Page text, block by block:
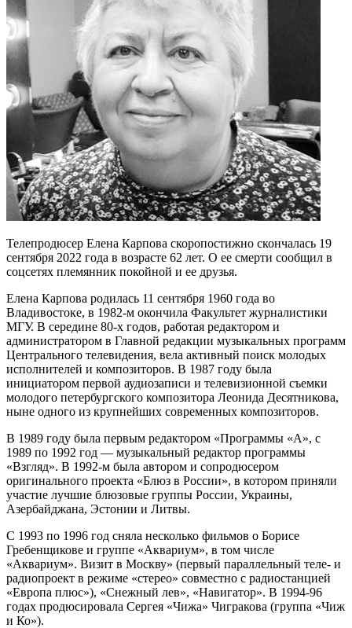
Телепродюсер Елена Карпова скоропостижно скончалась 19
сентября 2022 года в возрасте 62 лет. О ее смерти сообщил в
соцсетях племянник покойной и ее друзья.
Елена Карпова родилась 11 сентября 1960 года во
Владивостоке, в 1982-м окончила Факультет журналистики
МГУ. В середине 80-х годов, работая редактором и
администратором в Главной редакции музыкальных программ
Центрального телевидения, вела активный поиск молодых
исполнителей и композиторов. В 1987 году была
инициатором первой аудиозаписи и телевизионной съемки
молодого петербургского композитора Леонида Десятникова,
ныне одного из крупнейших современных композиторов.
В 1989 году была первым редактором «Программы «А», с
1989 по 1992 год — музыкальный редактор программы
«Взгляд». В 1992-м была автором и сопродюсером
оригинального проекта «Блюз в России», в котором приняли
участие лучшие блюзовые группы России, Украины,
Азербайджана, Эстонии и Литвы.
С 1993 по 1996 год сняла несколько фильмов о Борисе
Гребенщикове и группе «Аквариум», в том числе
«Аквариум». Визит в Москву» (первый параллельный теле- и
радиопроект в режиме «стерео» совместно с радиостанцией
«Европа плюс»), «Снежный лев», «Навигатор». В 1994-96
годах продюсировала Сергея «Чижа» Чигракова (группа «Чиж
и Ко»).